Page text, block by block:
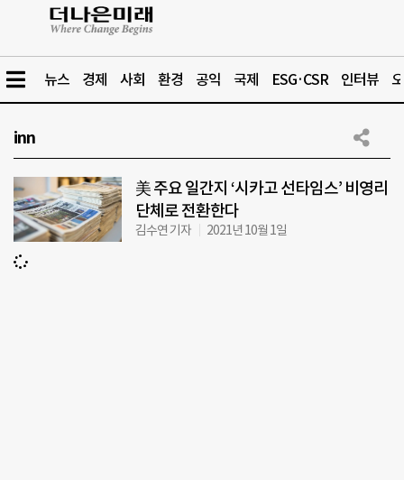
뉴스 경제 사회 환경 공익 국제 ESG·CSR 인터뷰
inn
美 주요 일간지 ‘시카고 선타임스’ 비영리
단체로 전환한다
김수연 기자 2021년 10월 1일